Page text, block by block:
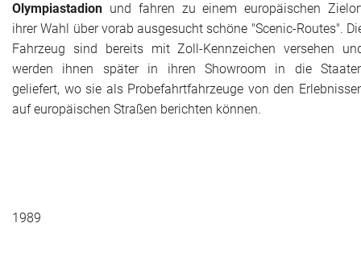
Olympiastadion und fahren zu einem europäischen
ihrer Wahl über vorab ausgesucht schöne "Scenic-Routes".
Fahrzeug sind bereits mit Zoll-Kennzeichen versehen
werden ihnen später in ihren Showroom in die
geliefert, wo sie als Probefahrtfahrzeuge von den
auf europäischen Straßen berichten können.
1989